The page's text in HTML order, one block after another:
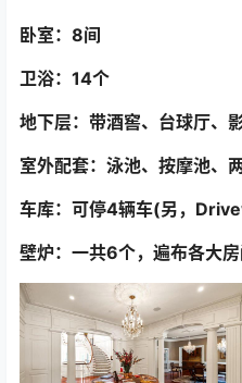
卧室：8间
卫浴：14个
地下层：带酒窖、台球厅、
室外配套：泳池、按摩池、
车库：可停4辆车(另，
壁炉：一共6个，遍布各大